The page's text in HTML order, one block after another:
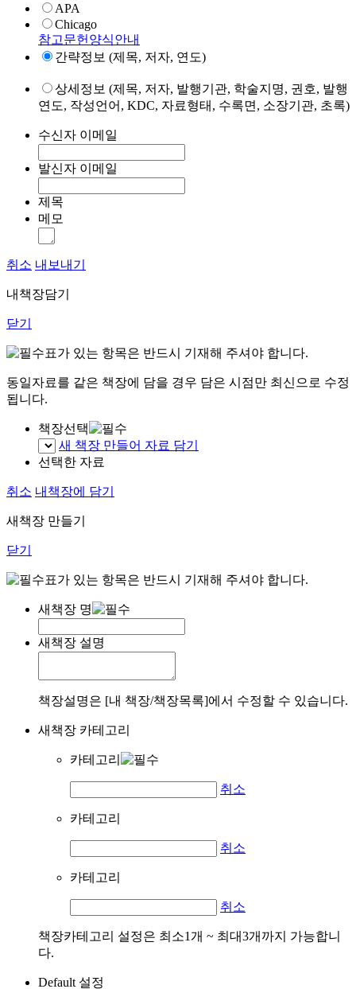
APA
Chicago
참고문헌양식안내
간략정보 (제목, 저자, 연도)
상세정보 (제목, 저자, 발행기관, 학술지명, 권호, 발행
연도, 작성언어, KDC, 자료형태, 수록면, 소장기관, 초록)
수신자 이메일
발신자 이메일
제목
메모
취소 내보내기
내책장담기
닫기
표가 있는 항목은 반드시 기재해 주셔야 합니다.
동일자료를 같은 책장에 담을 경우 담은 시점만 최신으로 수정
됩니다.
책장선택
새 책장 만들어 자료 담기
선택한 자료
취소 내책장에 담기
새책장 만들기
닫기
표가 있는 항목은 반드시 기재해 주셔야 합니다.
새책장 명
새책장 설명
책장설명은 [내 책장/책장목록]에서 수정할 수 있습니다.
새책장 카테고리
카테고리
취소
카테고리
취소
카테고리
취소
책장카테고리 설정은 최소1개 ~ 최대3개까지 가능합니
다.
Default 설정